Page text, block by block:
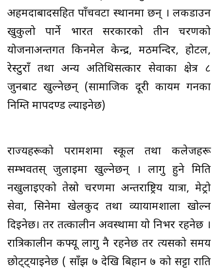
अहमदाबादसहित पाँचवटा स्थानमा छन् । लकडाउन
खुकुलो पार्ने भारत सरकारको तीन चरणको
योजनाअन्तर्गत किनमेल केन्द्र, मठमन्दिर, होटल,
रेस्टुराँ तथा अन्य अतिथिसत्कार सेवाका क्षेत्र ८
जुनबाट खुल्नेछन् (सामाजिक दूरी कायम गर्नका
निम्ति मापदण्ड ल्याइनेछ)
राज्यहरूको परामर्शमा स्कूल तथा कलेजहरू
सम्भवतस् जुलाईमा खुल्नेछन् । लागु हुने मिति
नखुलाइएको तेस्रो चरणमा अन्तर्राष्ट्रिय यात्रा, मेट्रो
सेवा, सिनेमा खेलकुद तथा व्यायामशाला खोल्न
दिइनेछ। तर तत्कालीन अवस्थामा यो निर्भर रहनेछ ।
रात्रिकालीन कर्फ्यू लागु नै रहनेछ तर त्यसको समय
छोट्ट्याइनेछ ( साँझ ७ देखि बिहान ७ को सट्टा राति